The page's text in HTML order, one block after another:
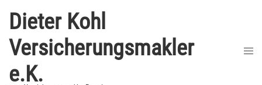
Inhalt
springen
Dieter Kohl
Versicherungsmakler
e.K.